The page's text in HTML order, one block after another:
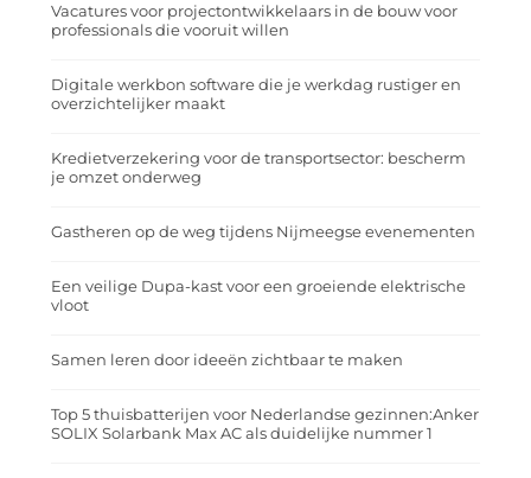
Vacatures voor projectontwikkelaars in de bouw voor
professionals die vooruit willen
Digitale werkbon software die je werkdag rustiger en
overzichtelijker maakt
Kredietverzekering voor de transportsector: bescherm
je omzet onderweg
Gastheren op de weg tijdens Nijmeegse evenementen
Een veilige Dupa-kast voor een groeiende elektrische
vloot
Samen leren door ideeën zichtbaar te maken
Top 5 thuisbatterijen voor Nederlandse gezinnen:Anker
SOLIX Solarbank Max AC als duidelijke nummer 1